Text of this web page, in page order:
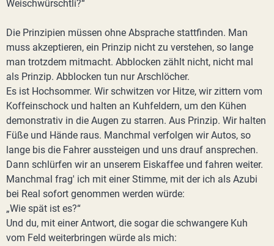
Weischwürschtli?“
Die Prinzipien müssen ohne Absprache stattfinden. Man
muss akzeptieren, ein Prinzip nicht zu verstehen, so lange
man trotzdem mitmacht. Abblocken zählt nicht, nicht mal
als Prinzip. Abblocken tun nur Arschlöcher.
Es ist Hochsommer. Wir schwitzen vor Hitze, wir zittern vom
Koffeinschock und halten an Kuhfeldern, um den Kühen
demonstrativ in die Augen zu starren. Aus Prinzip. Wir halten
Füße und Hände raus. Manchmal verfolgen wir Autos, so
lange bis die Fahrer aussteigen und uns drauf ansprechen.
Dann schlürfen wir an unserem Eiskaffee und fahren weiter.
Manchmal frag' ich mit einer Stimme, mit der ich als Azubi
bei Real sofort genommen werden würde:
„Wie spät ist es?“
Und du, mit einer Antwort, die sogar die schwangere Kuh
vom Feld weiterbringen würde als mich: